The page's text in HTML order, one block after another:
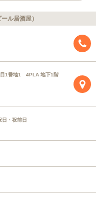
ル居酒屋）
目1番地1 4PLA 地下1階
日・祝前日